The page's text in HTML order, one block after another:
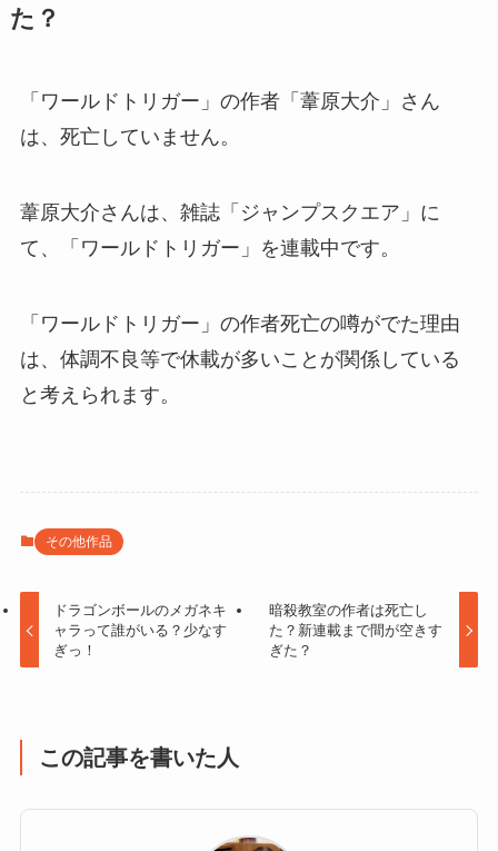
た？
「ワールドトリガー」の作者「葦原大介」さん
は、死亡していません。
葦原大介さんは、雑誌「ジャンプスクエア」に
て、「ワールドトリガー」を連載中です。
「ワールドトリガー」の作者死亡の噂がでた理由
は、体調不良等で休載が多いことが関係している
と考えられます。
その他作品
ドラゴンボールのメガネキ
ャラって誰がいる？少なす
ぎっ！
暗殺教室の作者は死亡し
た？新連載まで間が空きす
ぎた？
この記事を書いた人